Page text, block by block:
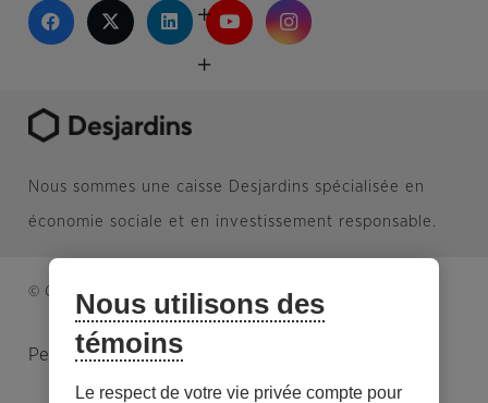
Nous sommes une caisse Desjardins spécialisée en
économie sociale et en investissement responsable.
© Caisse d’économie solidaire. Tous droits réservés.
Personnaliser les témoins
Nous utilisons des
témoins
Le respect de votre vie privée compte pour